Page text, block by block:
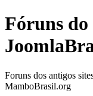
Fóruns do
Foruns dos antigos
MamboBrasil.org